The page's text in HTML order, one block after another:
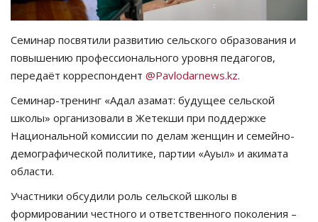
OFFICIAL
Курултай
Язык
Қазақша Русский
Семинар посвятили развитию сельского образования и
повышению профессионального уровня педагогов,
передаёт корреспондент @Pavlodarnews.kz.
Семинар-тренинг «Адал азамат: будущее сельской
школы» организовали в Жетекши при поддержке
Национальной комиссии по делам женщин и семейно-
демографической политике, партии «Ауыл» и акимата
области.
Участники обсудили роль сельской школы в
формировании честного и ответственного поколения –